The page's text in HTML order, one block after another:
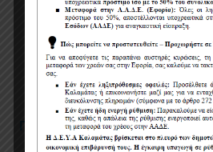
Όροι
Πολιτική Προστασίας